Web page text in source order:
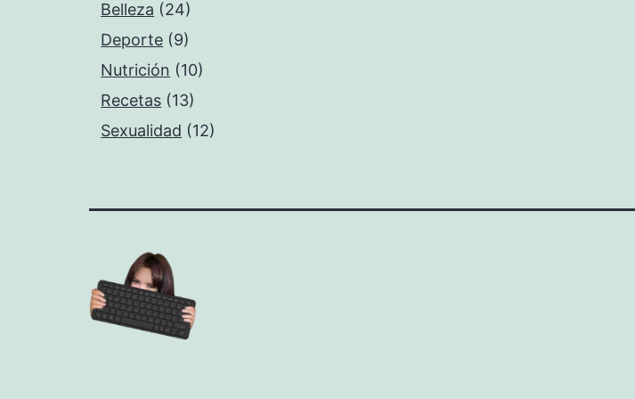
Belleza (24)
Deporte (9)
Nutrición (10)
Recetas (13)
Sexualidad (12)